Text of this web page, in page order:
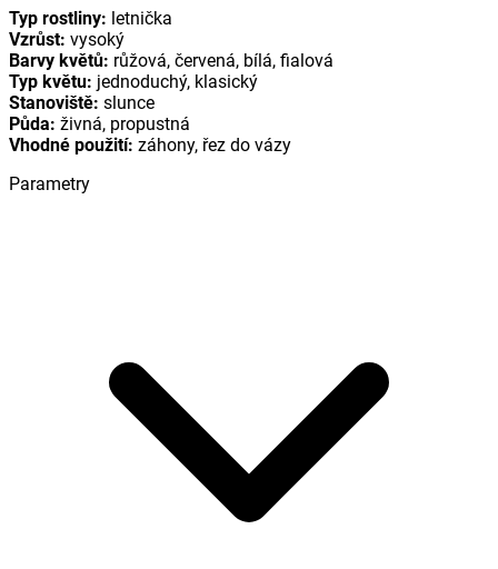
Typ rostliny: letnička
Vzrůst: vysoký
Barvy květů: růžová, červená, bílá, fialová
Typ květu: jednoduchý, klasický
Stanoviště: slunce
Půda: živná, propustná
Vhodné použití: záhony, řez do vázy
Parametry